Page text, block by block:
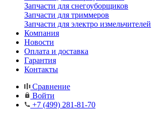
Запчасти для снегоуборщиков
Запчасти для триммеров
Запчасти для электро измельчителей
Компания
Новости
Оплата и доставка
Гарантия
Контакты
Сравнение
Войти
+7 (499) 281-81-70